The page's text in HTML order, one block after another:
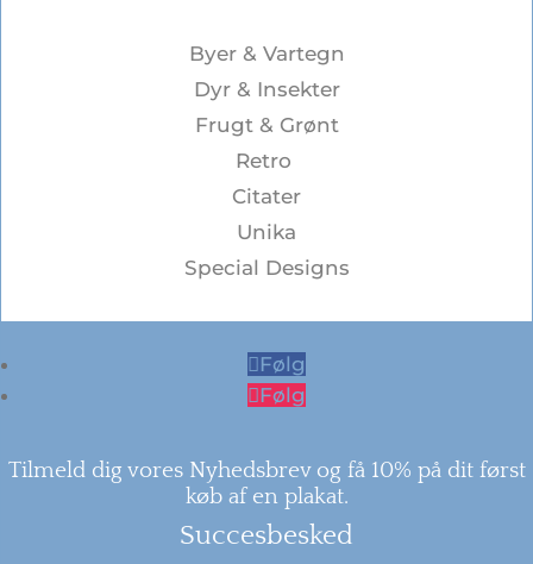
Byer & Vartegn
Dyr & Insekter
Frugt & Grønt
Retro
Citater
Unika
Special Designs
Følg
Følg
Tilmeld dig vores Nyhedsbrev og få 10% på dit først
køb af en plakat.
Succesbesked